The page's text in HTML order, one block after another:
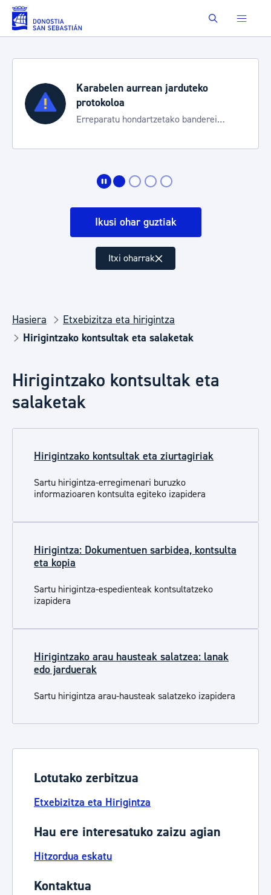
Eduki nagusira joan Buscar
Karabelen aurrean jarduteko
protokoloa
Erreparatu hondartzetako banderei
Ikusi ohar guztiak
Itxi oharrak
Hasiera
Etxebizitza eta hirigintza
Hirigintzako kontsultak eta salaketak
Hirigintzako kontsultak eta
salaketak
Hirigintzako kontsultak eta ziurtagiriak
Sartu hirigintza-erregimenari buruzko
informazioaren kontsulta egiteko izapidera
Hirigintza: Dokumentuen sarbidea, kontsulta
eta kopia
Sartu hirigintza-espedienteak kontsultatzeko
izapidera
Hirigintzako arau hausteak salatzea: lanak
edo jarduerak
Sartu hirigintza arau-hausteak salatzeko izapidera
Lotutako zerbitzua
Etxebizitza eta Hirigintza
Hau ere interesatuko zaizu agian
Hitzordua eskatu
Kontaktua